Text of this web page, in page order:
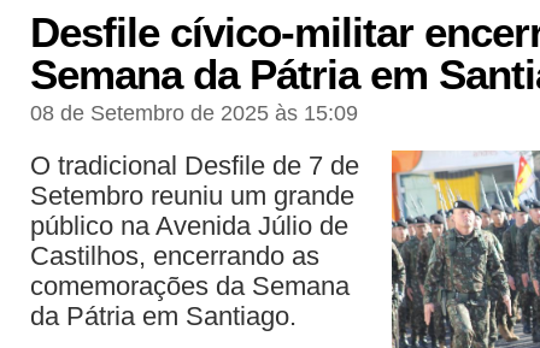
Desfile cívico-militar
Semana da Pátria em
08 de Setembro de 2025 às 15:09
O tradicional Desfile de 7 de
Setembro reuniu um grande
público na Avenida Júlio de
Castilhos, encerrando as
comemorações da Semana
da Pátria em Santiago.